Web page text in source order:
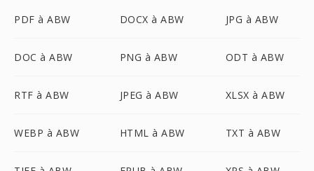
PDF à ABW DOCX à ABW JPG à ABW
DOC à ABW PNG à ABW ODT à ABW
RTF à ABW JPEG à ABW XLSX à ABW
WEBP à ABW HTML à ABW TXT à ABW